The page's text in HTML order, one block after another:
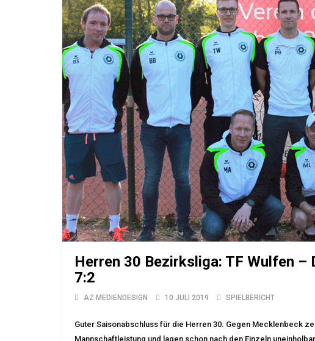
Herren 30 Bezirksliga: TF Wulfen –
7:2
AZ MEDIENDESIGN 10 JULI 2019 SPIELBERICHT
Guter Saisonabschluss für die Herren 30. Gegen Mecklenbeck
Mannschaftleistung und lagen schon nach den Einzeln